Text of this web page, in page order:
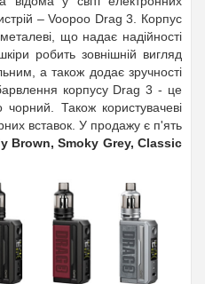
– Voopoo Drag 3. Корпус
що надає надійності
робить зовнішній вигляд
а також додає зручності
корпусу Drag 3 - це
чорний. Також користувачеві
вставок. У продажу є п'ять
Brown, Smoky Grey, Classic